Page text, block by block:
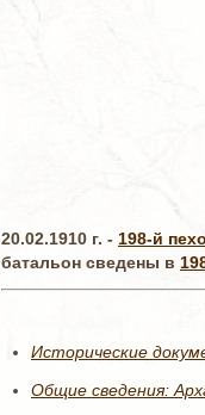
20.02.1910 г. - 198-й
батальон сведены в
Исторические
Общие сведения: